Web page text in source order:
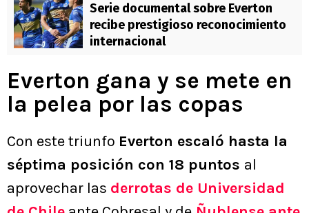
Serie documental sobre Everton
recibe prestigioso reconocimiento
internacional
Everton gana y se mete en
la pelea por las copas
Con este triunfo Everton escaló hasta la
séptima posición con 18 puntos al
aprovechar las derrotas de Universidad